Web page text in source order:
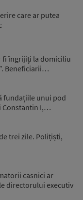
care ar putea
fi îngrijiți la domiciliu
Beneficiarii…
fundațiile unui pod
Constantin I,…
trei zile. Polițiști,
casnici ar
directorului executiv